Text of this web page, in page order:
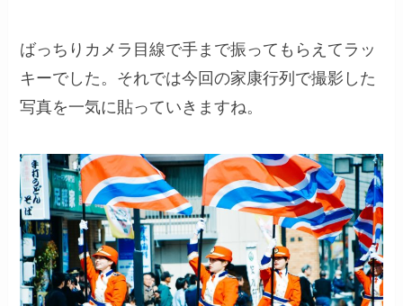
ばっちりカメラ目線で手まで振ってもらえてラッ
キーでした。それでは今回の家康行列で撮影した
写真を一気に貼っていきますね。